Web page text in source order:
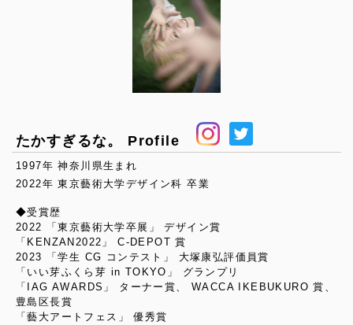
たかすぎるな。 Profile
1997年 神奈川県生まれ
2022年 東京藝術大学デザイン科 卒業
◆受賞歴
2022 「東京藝術大学卒展」 デザイン賞
「KENZAN2022」 C-DEPOT 賞
2023 「学生 CG コンテスト」 大塚康弘評価員賞
「いい芽ふくら芽 in TOKYO」 グランプリ
「IAG AWARDS」 ターナー賞、 WACCA IKEBUKURO 賞、
豊島区長賞
「藝大アートフェス」 優秀賞